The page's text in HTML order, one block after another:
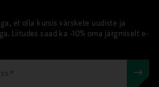
et olla kursis värskete uudiste ja
Liitudes saad ka -10% oma järgmiselt e-